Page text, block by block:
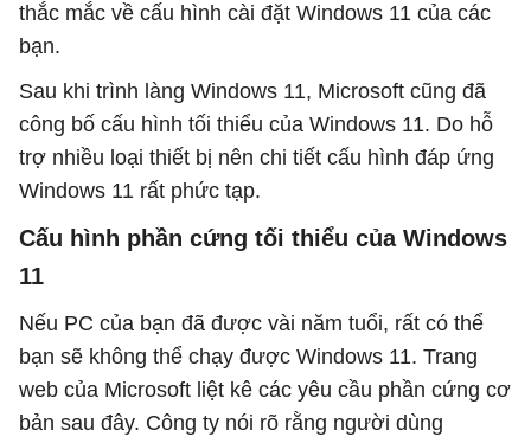
thắc mắc về cấu hình cài đặt Windows 11 của các
bạn.
Sau khi trình làng Windows 11, Microsoft cũng đã
công bố cấu hình tối thiểu của Windows 11. Do hỗ
trợ nhiều loại thiết bị nên chi tiết cấu hình đáp ứng
Windows 11 rất phức tạp.
Cấu hình phần cứng tối thiểu của Windows
11
Nếu PC của bạn đã được vài năm tuổi, rất có thể
bạn sẽ không thể chạy được Windows 11. Trang
web của Microsoft liệt kê các yêu cầu phần cứng cơ
bản sau đây. Công ty nói rõ rằng người dùng